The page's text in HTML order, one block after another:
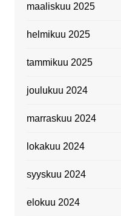
maaliskuu 2025
helmikuu 2025
tammikuu 2025
joulukuu 2024
marraskuu 2024
lokakuu 2024
syyskuu 2024
elokuu 2024